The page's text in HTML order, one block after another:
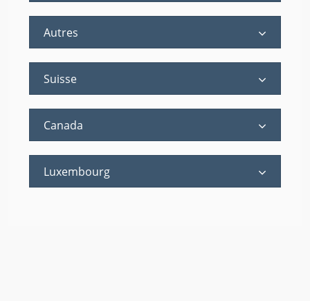
Autres
Suisse
Canada
Luxembourg